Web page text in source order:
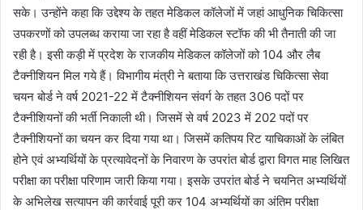
सके। उन्होंने कहा कि उद्देश्य के तहत मेडिकल कॉलेजों में जहां आधुनिक चिकित्सा
उपकरणों को उपलब्ध कराया जा रहा है वहीं मेडिकल स्टॉफ की भी तैनाती की जा
रही है। इसी कड़ी में प्रदेश के राजकीय मेडिकल कॉलेजों को 104 और लैब
टैक्नीशियन मिल गये हैं। विभागीय मंत्री ने बताया कि उत्तराखंड चिकित्सा सेवा
चयन बोर्ड ने वर्ष 2021-22 में टैक्नीशियन संवर्ग के तहत 306 पदों पर
टैक्नीशियनों की भर्ती निकाली थी। जिसमें से वर्ष 2023 में 202 पदों पर
टैक्नीशियनों का चयन कर दिया गया था। जिसमें कतिपय रिट याचिकाओं के लंबित
होने एवं अभ्यर्थियों के प्रत्यावेदनों के निवारण के उपरांत बोर्ड द्वारा विगत माह लिखित
परीक्षा का परीक्षा परिणाम जारी किया गया। इसके उपरांत बोर्ड ने चयनित अभ्यर्थियों
के अभिलेख सत्यापन की कार्रवाई पूरी कर 104 अभ्यर्थियों का अंतिम परीक्षा